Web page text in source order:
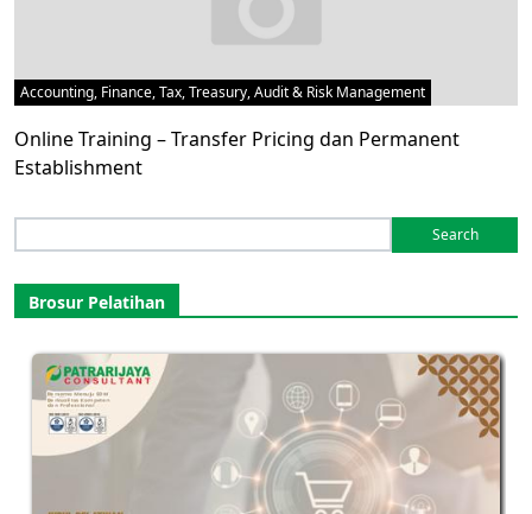
Accounting, Finance, Tax, Treasury, Audit & Risk Management
Online Training – Transfer Pricing dan Permanent
Establishment
for:
Brosur Pelatihan